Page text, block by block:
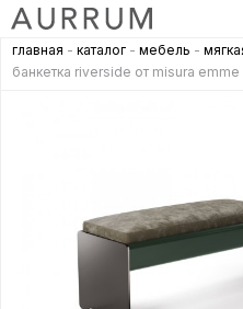
главная - каталог - мебель -
банкетка riverside от misura emme